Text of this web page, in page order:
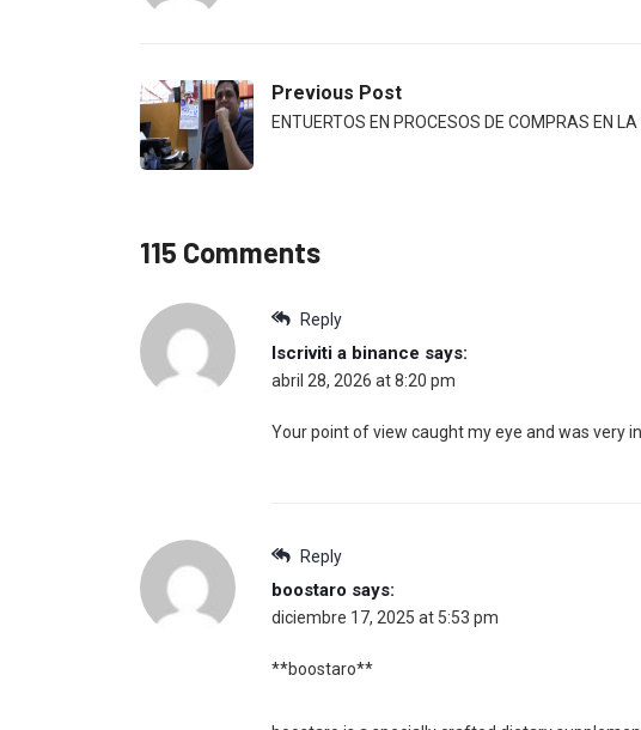
Previous Post
ENTUERTOS EN PROCESOS DE COMPRAS EN
115 Comments
Reply
Iscriviti a binance says:
abril 28, 2026 at 8:20 pm
Your point of view caught my eye and was very
Reply
boostaro says:
diciembre 17, 2025 at 5:53 pm
**boostaro**